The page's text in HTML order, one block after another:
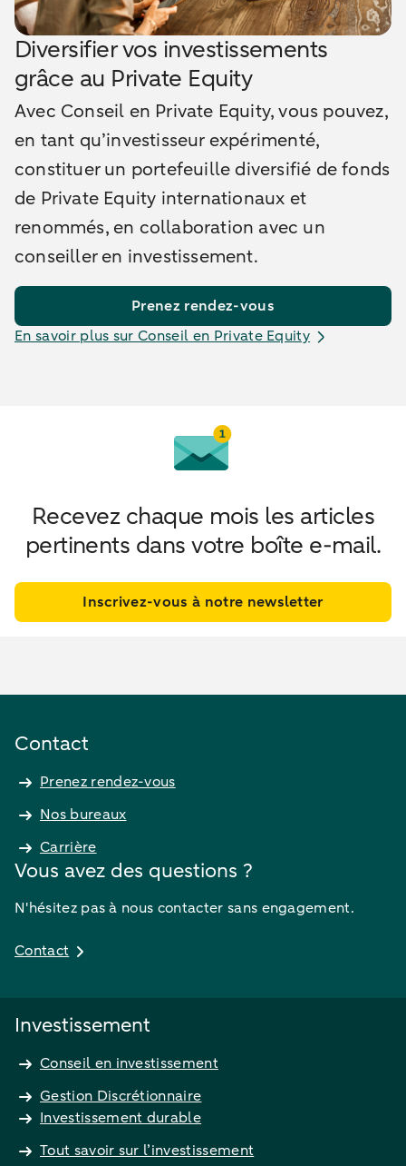
Diversifier vos investissements
grâce au Private Equity
Avec Conseil en Private Equity, vous pouvez,
en tant qu’investisseur expérimenté,
constituer un portefeuille diversifié de fonds
de Private Equity internationaux et
renommés, en collaboration avec un
conseiller en investissement.
Prenez rendez-vous
En savoir plus sur Conseil en Private Equity
Recevez chaque mois les articles
pertinents dans votre boîte e-mail.
Inscrivez-vous à notre newsletter
Contact
Prenez rendez-vous
Nos bureaux
Carrière
Vous avez des questions ?
N'hésitez pas à nous contacter sans engagement.
Contact
Investissement
Conseil en investissement
Gestion Discrétionnaire
Investissement durable
Tout savoir sur l’investissement